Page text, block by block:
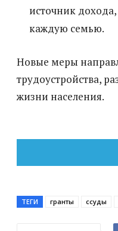
источник
каждую семью.
Новые меры
трудоустройства,
жизни населения.
ТЕГИ гранты ссуды